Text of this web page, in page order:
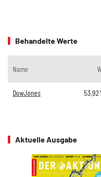
Behandelte Werte
Name
DowJones
Aktuelle Ausgabe